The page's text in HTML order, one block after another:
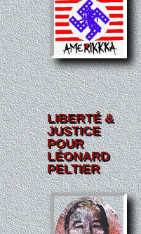
LIBERTÉ &
JUSTICE
POUR
LÉONARD
PELTIER